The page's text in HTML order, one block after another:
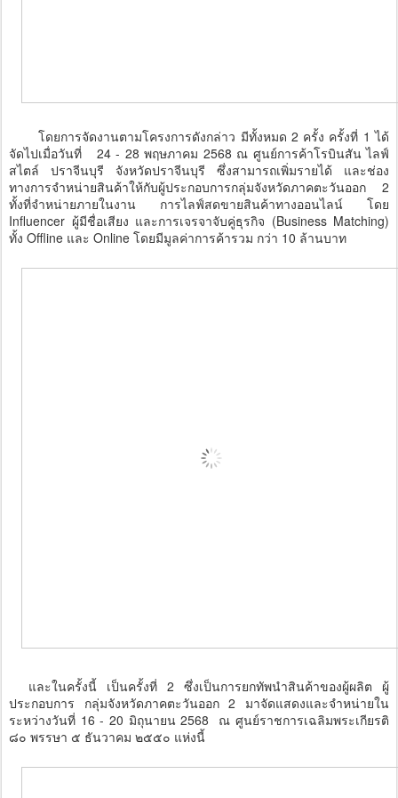
โดยการจัดงานตามโครงการดังกล่าว มีทั้งหมด 2 ครั้ง ครั้งที่ 1 ได้
จัดไปเมื่อวันที่ 24 - 28 พฤษภาคม 2568 ณ ศูนย์การค้าโรบินสัน ไลฟ์
สไตล์ ปราจีนบุรี จังหวัดปราจีนบุรี ซึ่งสามารถเพิ่มรายได้ และช่อง
ทางการจำหน่ายสินค้าให้กับผู้ประกอบการกลุ่มจังหวัดภาคตะวันออก 2
ทั้งที่จำหน่ายภายในงาน การไลฟ์สดขายสินค้าทางออนไลน์ โดย
Influencer ผู้มีชื่อเสียง และการเจรจาจับคู่ธุรกิจ (Business Matching)
ทั้ง Offline และ Online โดยมีมูลค่าการค้ารวม กว่า 10 ล้านบาท
และในครั้งนี้ เป็นครั้งที่ 2 ซึ่งเป็นการยกทัพนำสินค้าของผู้ผลิต ผู้
ประกอบการ กลุ่มจังหวัดภาคตะวันออก 2 มาจัดแสดงและจำหน่ายใน
ระหว่างวันที่ 16 - 20 มิถุนายน 2568 ณ ศูนย์ราชการเฉลิมพระเกียรติ
๘๐ พรรษา ๕ ธันวาคม ๒๕๕๐ แห่งนี้